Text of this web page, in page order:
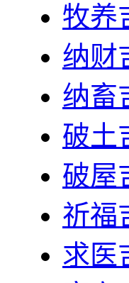
牧养
纳财
纳畜
破土
破屋
祈福
求医